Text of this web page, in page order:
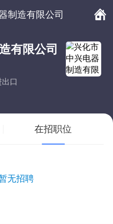
制造有限公司
有限公司
口
在招职位
无招聘